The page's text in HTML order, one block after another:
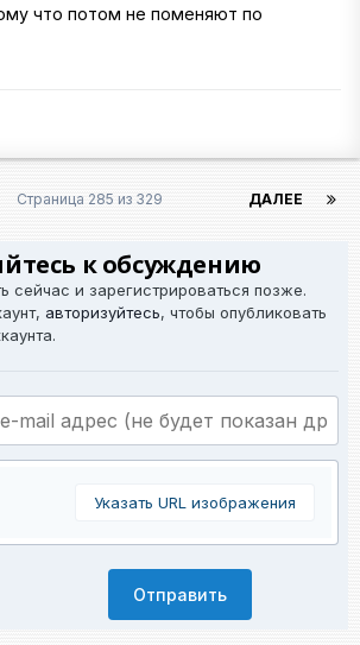
что потом не поменяют по
ДАЛЕЕ
Страница 285 из 329
к обсуждению
сейчас и зарегистрироваться позже.
авторизуйтесь, чтобы опубликовать
Указать URL изображения
Отправить